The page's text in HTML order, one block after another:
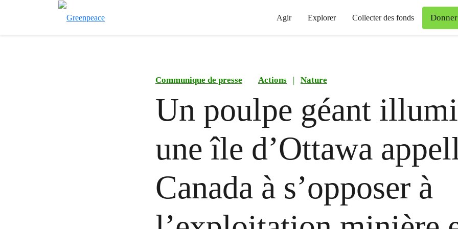
Agir Explorer Collecter des fonds Donner
Communique de presse Actions | Nature
Un poulpe géant
une île d’Ottawa
Canada à s’opposer à